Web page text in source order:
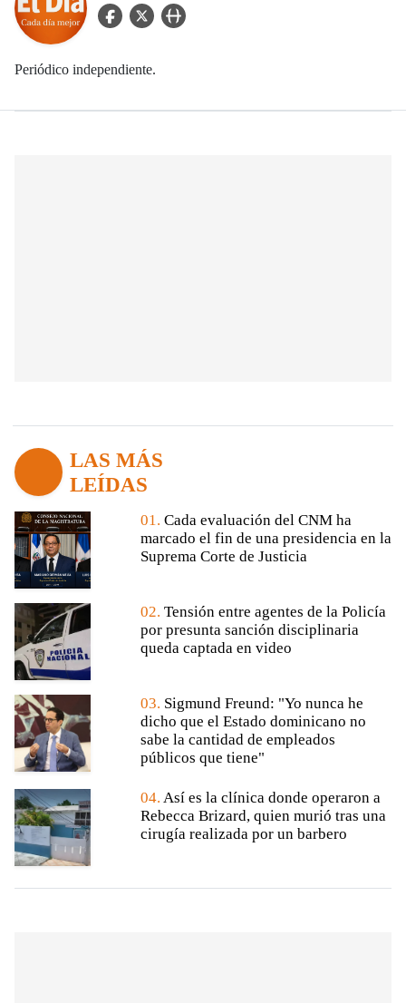
facebook Icon
twitter Iconuser_url Icon
Periódico independiente.
LAS MÁS
LEÍDAS
01. Cada evaluación del CNM ha
marcado el fin de una presidencia en la
Suprema Corte de Justicia
02. Tensión entre agentes de la Policía
por presunta sanción disciplinaria
queda captada en video
03. Sigmund Freund: "Yo nunca he
dicho que el Estado dominicano no
sabe la cantidad de empleados
públicos que tiene"
04. Así es la clínica donde operaron a
Rebecca Brizard, quien murió tras una
cirugía realizada por un barbero